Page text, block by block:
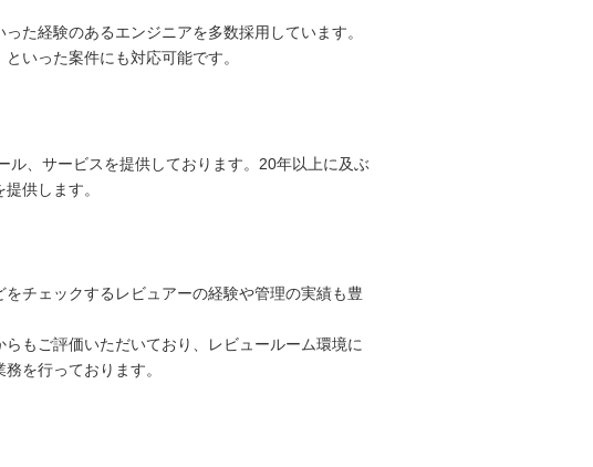
た経験のあるエンジニアを多数採用しています。
いった案件にも対応可能です。
、サービスを提供しております。20年以上に及ぶ
供します。
チェックするレビュアーの経験や管理の実績も豊
もご評価いただいており、レビュールーム環境に
を行っております。